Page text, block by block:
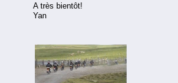
A très bientôt!
Yan